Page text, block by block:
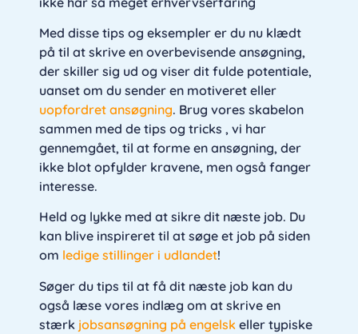
Med disse tips og eksempler er du nu klædt
på til at skrive en overbevisende ansøgning,
der skiller sig ud og viser dit fulde potentiale,
uanset om du sender en motiveret eller
uopfordret ansøgning. Brug vores skabelon
sammen med de tips og tricks , vi har
gennemgået, til at forme en ansøgning, der
ikke blot opfylder kravene, men også fanger
interesse.
Held og lykke med at sikre dit næste job. Du
kan blive inspireret til at søge et job på siden
om ledige stillinger i udlandet!
Søger du tips til at få dit næste job kan du
også læse vores indlæg om at skrive en
stærk jobsansøgning på engelsk eller typiske